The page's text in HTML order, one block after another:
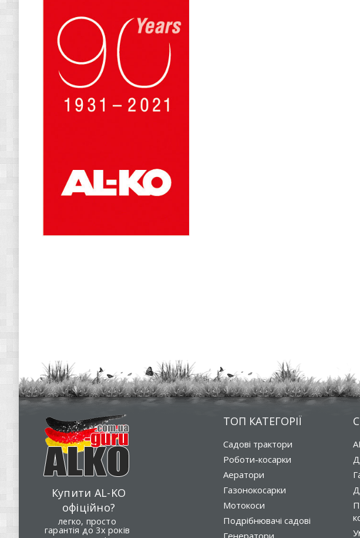
Купити AL-KO
офіційно?
легко, просто
гарантія до 3х років
ТОП КАТЕГОРІЇ
Садові трактори
Роботи-косарки
Аератори
Газонокосарки
Мотокоси
Подрібнювачі садові